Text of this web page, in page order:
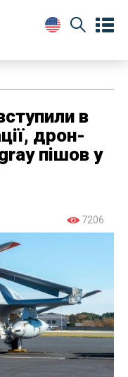
в
дрон-
пішов у
7206